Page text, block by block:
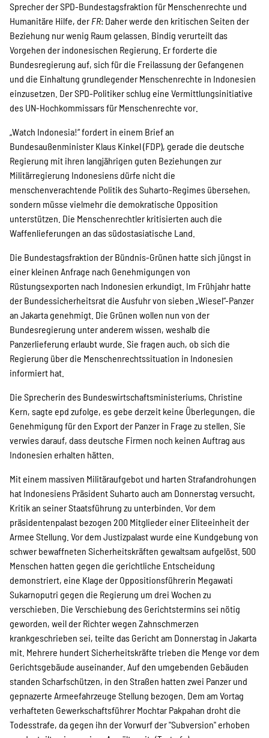
Transparenz
Kontakt
english
Indonesian
Suche
Sprecher der SPD-Bundestagsfraktion für Menschenrechte und
Humanitäre Hilfe, der FR: Daher werde den kritischen Seiten der
Beziehung nur wenig Raum gelassen. Bindig verurteilt das
Vorgehen der indonesischen Regierung. Er forderte die
Bundesregierung auf, sich für die Freilassung der Gefangenen
und die Einhaltung grundlegender Menschenrechte in Indonesien
einzusetzen. Der SPD-Politiker schlug eine Vermittlungsinitiative
des UN-Hochkommissars für Menschenrechte vor.
„Watch Indonesia!“ fordert in einem Brief an
Bundesaußenminister Klaus Kinkel (FDP), gerade die deutsche
Regierung mit ihren langjährigen guten Beziehungen zur
Militärregierung Indonesiens dürfe nicht die
menschenverachtende Politik des Suharto-Regimes übersehen,
sondern müsse vielmehr die demokratische Opposition
unterstützen. Die Menschenrechtler kritisierten auch die
Waffenlieferungen an das südostasiatische Land.
Die Bundestagsfraktion der Bündnis-Grünen hatte sich jüngst in
einer kleinen Anfrage nach Genehmigungen von
Rüstungsexporten nach Indonesien erkundigt. Im Frühjahr hatte
der Bundessicherheitsrat die Ausfuhr von sieben „Wiesel“-Panzer
an Jakarta genehmigt. Die Grünen wollen nun von der
Bundesregierung unter anderem wissen, weshalb die
Panzerlieferung erlaubt wurde. Sie fragen auch, ob sich die
Regierung über die Menschenrechtssituation in Indonesien
informiert hat.
Die Sprecherin des Bundeswirtschaftsministeriums, Christine
Kern, sagte epd zufolge, es gebe derzeit keine Überlegungen, die
Genehmigung für den Export der Panzer in Frage zu stellen. Sie
verwies darauf, dass deutsche Firmen noch keinen Auftrag aus
Indonesien erhalten hätten.
Mit einem massiven Militäraufgebot und harten Strafandrohungen
hat Indonesiens Präsident Suharto auch am Donnerstag versucht,
Kritik an seiner Staatsführung zu unterbinden. Vor dem
präsidentenpalast bezogen 200 Mitglieder einer Eliteeinheit der
Armee Stellung. Vor dem Justizpalast wurde eine Kundgebung von
schwer bewaffneten Sicherheitskräften gewaltsam aufgelöst. 500
Menschen hatten gegen die gerichtliche Entscheidung
demonstriert, eine Klage der Oppositionsführerin Megawati
Sukarnoputri gegen die Regierung um drei Wochen zu
verschieben. Die Verschiebung des Gerichtstermins sei nötig
geworden, weil der Richter wegen Zahnschmerzen
krankgeschrieben sei, teilte das Gericht am Donnerstag in Jakarta
mit. Mehrere hundert Sicherheitskräfte trieben die Menge vor dem
Gerichtsgebäude auseinander. Auf den umgebenden Gebäuden
standen Scharfschützen, in den Straßen hatten zwei Panzer und
gepnazerte Armeefahrzeuge Stellung bezogen. Dem am Vortag
verhafteten Gewerkschaftsführer Mochtar Pakpahan droht die
Todesstrafe, da gegen ihn der Vorwurf der "Subversion" erhoben